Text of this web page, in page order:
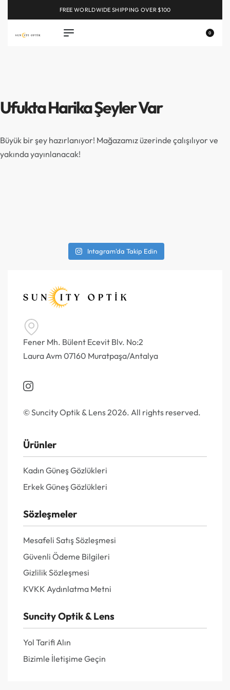
FREE WORLDWIDE SHIPPING OVER $100
0
Ufukta Harika Şeyler Var
Büyük bir şey hazırlanıyor! Mağazamız üzerinde çalışılıyor ve
yakında yayınlanacak!
Intagram'da Takip Edin
Fener Mh. Bülent Ecevit Blv. No:2
Laura Avm 07160 Muratpaşa/Antalya
© Suncity Optik & Lens 2026. All rights reserved.
Ürünler
Kadın Güneş Gözlükleri
Erkek Güneş Gözlükleri
Sözleşmeler
Mesafeli Satış Sözleşmesi
Güvenli Ödeme Bilgileri
Gizlilik Sözleşmesi
KVKK Aydınlatma Metni
Suncity Optik & Lens
Yol Tarifi Alın
Bizimle İletişime Geçin